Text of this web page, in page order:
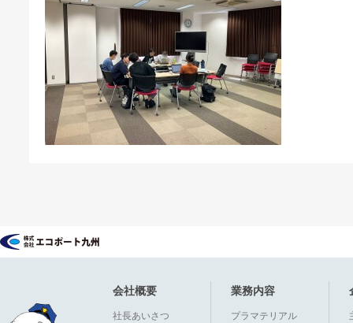
会社概要
社長あいさつ
業務内容
プラマテリアル